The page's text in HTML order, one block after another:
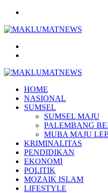
HOME
NASIONAL
SUMSEL
SUMSEL MAJU
PALEMBANG
MUBA MAJU
KRIMINALITAS
PENDIDIKAN
EKONOMI
POLITIK
MOZAIK ISLAM
LIFESTYLE